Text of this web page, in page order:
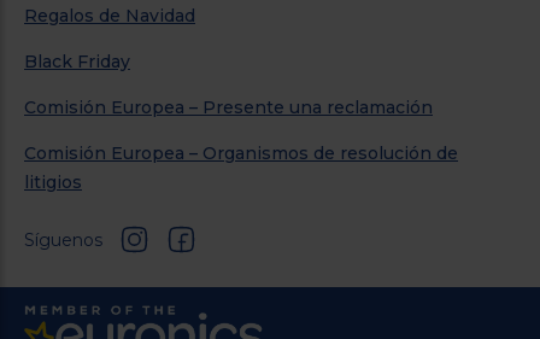
Regalos de Navidad
Black Friday
Comisión Europea – Presente una reclamación
Comisión Europea – Organismos de resolución de
litigios
Síguenos